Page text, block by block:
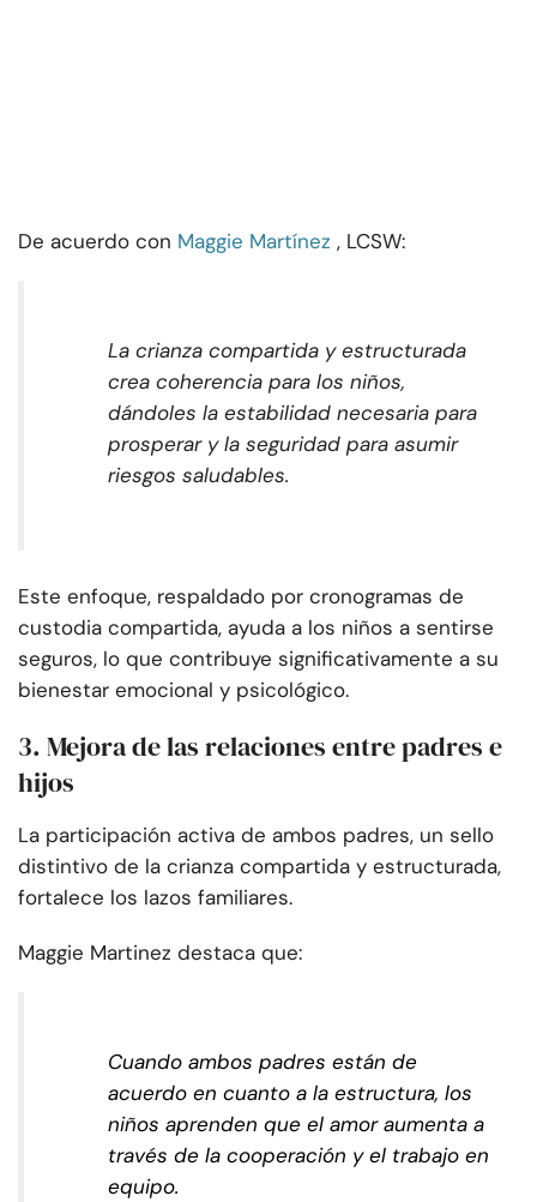
De acuerdo con Maggie Martínez , LCSW:
La crianza compartida y estructurada
crea coherencia para los niños,
dándoles la estabilidad necesaria para
prosperar y la seguridad para asumir
riesgos saludables.
Este enfoque, respaldado por cronogramas de
custodia compartida, ayuda a los niños a sentirse
seguros, lo que contribuye significativamente a su
bienestar emocional y psicológico.
3. Mejora de las relaciones entre padres e
hijos
La participación activa de ambos padres, un sello
distintivo de la crianza compartida y estructurada,
fortalece los lazos familiares.
Maggie Martinez destaca que:
Cuando ambos padres están de
acuerdo en cuanto a la estructura, los
niños aprenden que el amor aumenta a
través de la cooperación y el trabajo en
equipo.